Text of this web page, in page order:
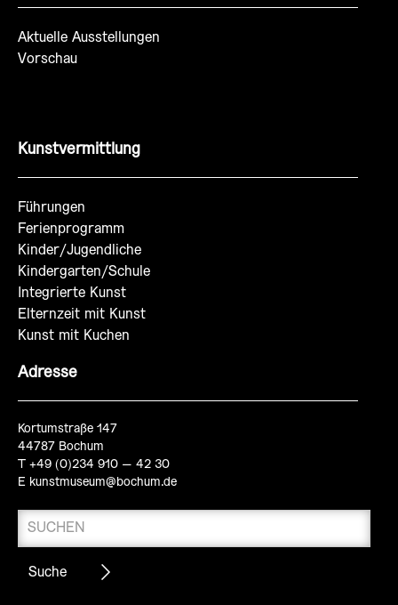
Aktuelle Ausstellungen
Vorschau
Kunstvermittlung
Führungen
Ferienprogramm
Kinder/Jugendliche
Kindergarten/Schule
Integrierte Kunst
Elternzeit mit Kunst
Kunst mit Kuchen
Adresse
Kortumstraße 147
44787 Bochum
T +49 (0)234 910 – 42 30
E kunstmuseum@bochum.de